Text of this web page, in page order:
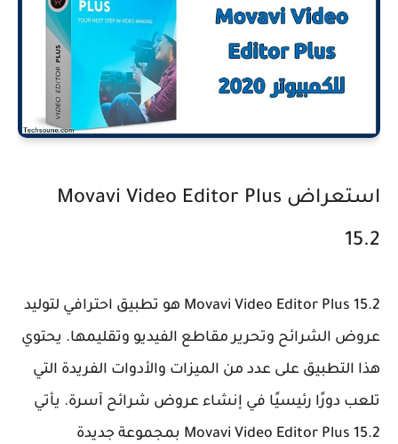
استعراض Movavi Video Editor Plus
15.2
Movavi Video Editor Plus 15.2 هو تطبيق احترافي لتوليد
عروض الشرائح وتحرير مقاطع الفيديو وتقليمها. يحتوي
هذا التطبيق على عدد من الميزات والأدوات الفريدة التي
تلعب دورًا رئيسيًا في إنشاء عروض شرائح آسرة. يأتي
Movavi Video Editor Plus 15.2 بمجموعة جديدة